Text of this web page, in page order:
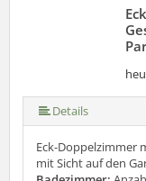
Details
Eck-Doppelzimmer
mit Sicht auf den